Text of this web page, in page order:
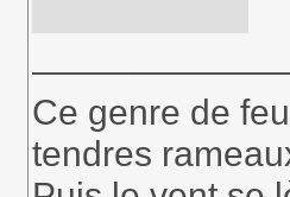
Ce genre de
tendres